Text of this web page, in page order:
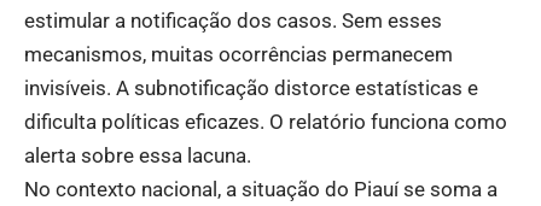
estimular a notificação dos casos. Sem esses
mecanismos, muitas ocorrências permanecem
invisíveis. A subnotificação distorce estatísticas e
dificulta políticas eficazes. O relatório funciona como
alerta sobre essa lacuna.
No contexto nacional, a situação do Piauí se soma a